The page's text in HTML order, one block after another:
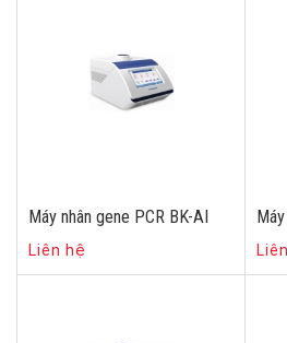
Máy nhân gene PCR BK-AI
Liên hệ